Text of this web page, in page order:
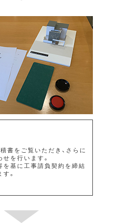
書をご覧いただき、さらに
を行います。
を基に工事請負契約を締結
。